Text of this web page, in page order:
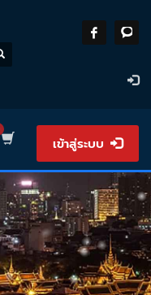
เข้าสู่ระบบ